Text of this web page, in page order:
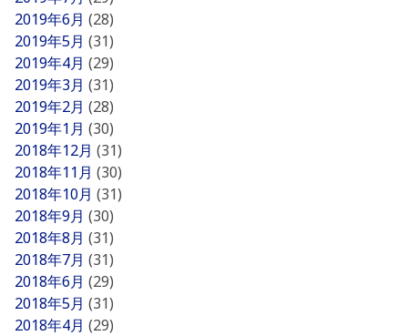
2019年6月 (28)
2019年5月 (31)
2019年4月 (29)
2019年3月 (31)
2019年2月 (28)
2019年1月 (30)
2018年12月 (31)
2018年11月 (30)
2018年10月 (31)
2018年9月 (30)
2018年8月 (31)
2018年7月 (31)
2018年6月 (29)
2018年5月 (31)
2018年4月 (29)